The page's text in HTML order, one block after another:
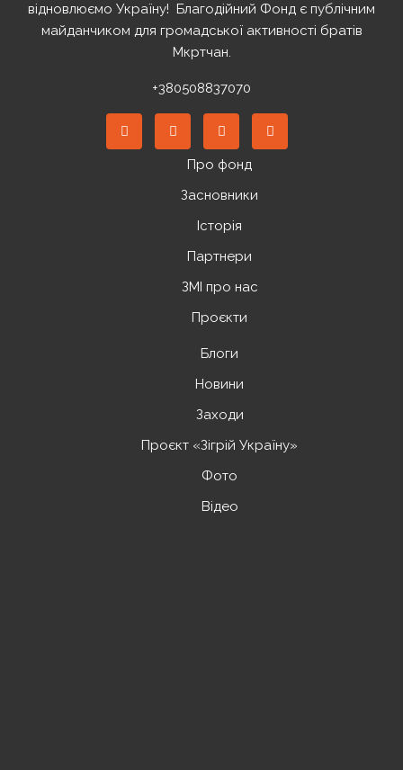
відновлюємо Україну! ️ Благодійний Фонд є публічним
майданчиком для громадської активності братів
Мкртчан.
+380508837070
Про фонд
Засновники
Історія
Партнери
ЗМІ про нас
Проєкти
Блоги
Новини
Заходи
Проєкт «Зігрій Україну»
Фото
Відео